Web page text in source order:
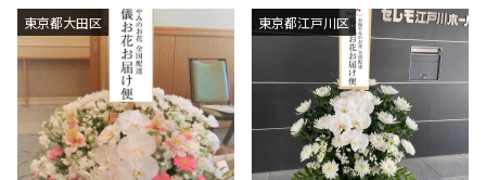
東京都大田区 東京都江戸川区